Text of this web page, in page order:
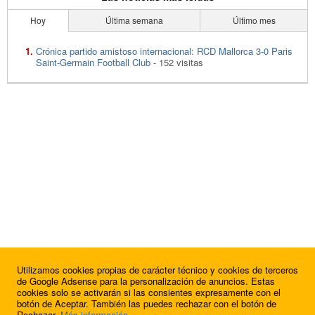
Hoy Última semana Último mes
Crónica partido amistoso internacional: RCD Mallorca 3-0 Paris
Saint-Germain Football Club - 152 visitas
Utilizamos cookies propias de carácter técnico y cookies de terceros
de Google Adsense para la personalización de anuncios. Estas
cookies solo se activarán si las consientes expresamente con el
botón de Aceptar. También las puedes rechazar con el botón de